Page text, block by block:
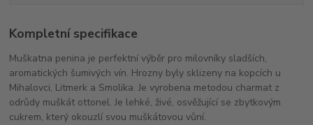
Kompletní specifikace
Muškatna penina je perfektní výběr pro milovníky sladších,
aromatických šumivých vín. Hrozny byly sklizeny na kopcích u
Mihalovci, Litmerk a Smolika. Je vyrobena metodou charmat z
odrůdy muškát ottonel. Je lehké, živé, osvěžující se zbytkovým
cukrem, který okouzlí svou muškátovou vůní.